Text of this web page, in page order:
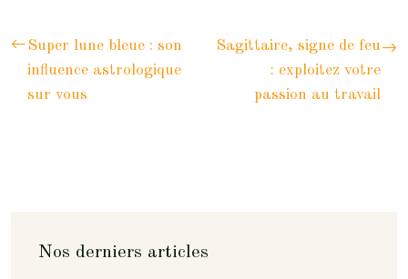
Super lune bleue : son
influence astrologique
sur vous
Sagittaire, signe de feu
: exploitez votre
passion au travail
Nos derniers articles